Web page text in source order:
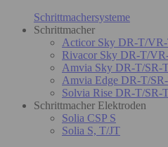
Schrittmachersysteme
Schrittmacher
Acticor Sky DR-T/
Rivacor Sky DR-T/
Amvia Sky DR-T/SR-
Amvia Edge DR-T/
Solvia Rise DR-T/SR-
Schrittmacher Elektroden
Solia CSP S
Solia S, T/JT